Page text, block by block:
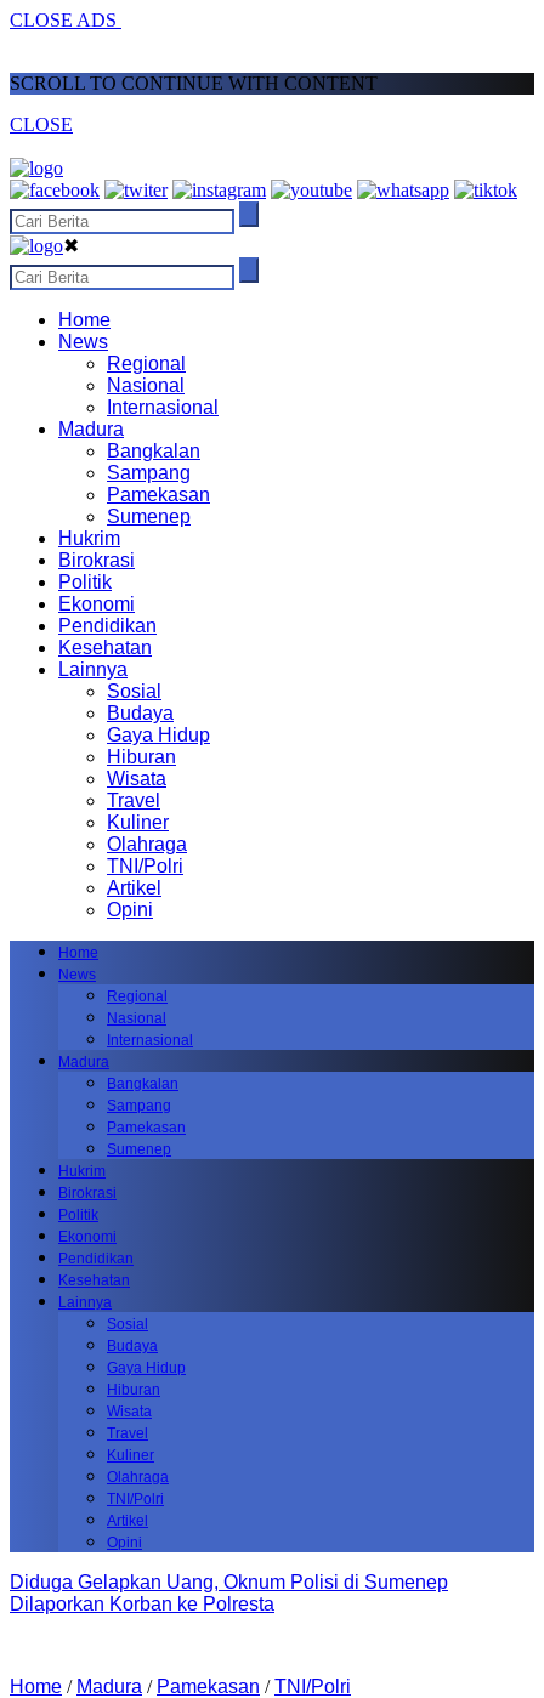
CLOSE ADS
SCROLL TO CONTINUE WITH CONTENT
CLOSE
✖
Home
News
Regional
Nasional
Internasional
Madura
Bangkalan
Sampang
Pamekasan
Sumenep
Hukrim
Birokrasi
Politik
Ekonomi
Pendidikan
Kesehatan
Lainnya
Sosial
Budaya
Gaya Hidup
Hiburan
Wisata
Travel
Kuliner
Olahraga
TNI/Polri
Artikel
Opini
Home
News
Regional
Nasional
Internasional
Madura
Bangkalan
Sampang
Pamekasan
Sumenep
Hukrim
Birokrasi
Politik
Ekonomi
Pendidikan
Kesehatan
Lainnya
Sosial
Budaya
Gaya Hidup
Hiburan
Wisata
Travel
Kuliner
Olahraga
TNI/Polri
Artikel
Opini
Diduga Gelapkan Uang, Oknum Polisi di Sumenep
Dilaporkan Korban ke Polresta
Home / Madura / Pamekasan /TNI/Polri